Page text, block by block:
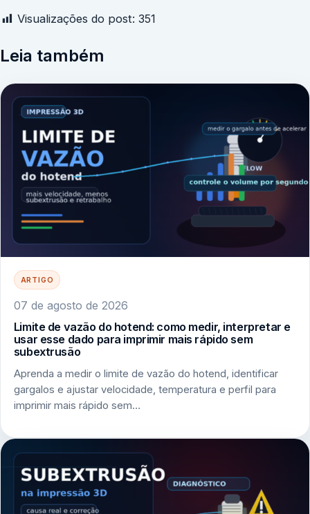
Visualizações do post: 351
Leia também
ARTIGO
07 de agosto de 2026
Limite de vazão do hotend: como medir, interpretar e
usar esse dado para imprimir mais rápido sem
subextrusão
Aprenda a medir o limite de vazão do hotend, identificar
gargalos e ajustar velocidade, temperatura e perfil para
imprimir mais rápido sem…